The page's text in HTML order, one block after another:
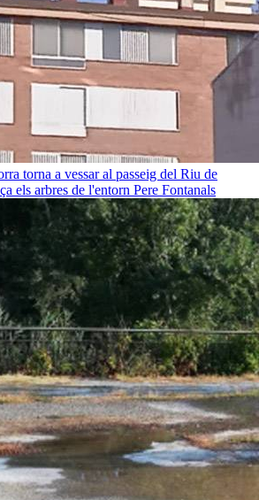
torna a vessar al passeig del Riu de
els arbres de l'entorn Pere Fontanals